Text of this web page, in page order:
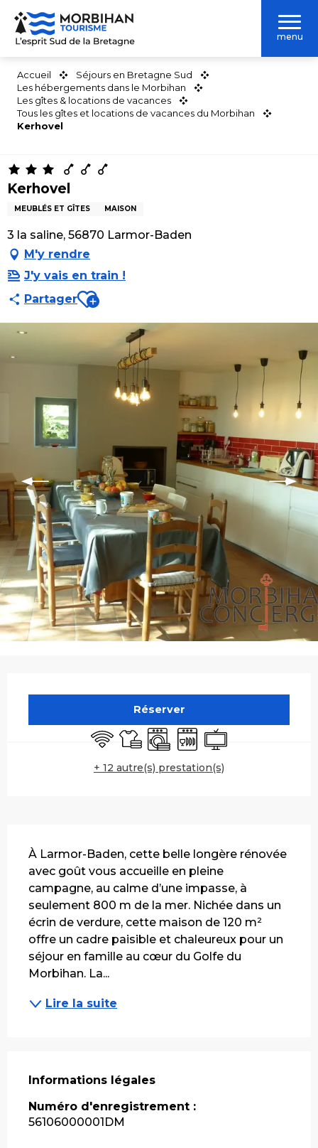
Aller
contenu
menu
Accueil
Séjours en Bretagne Sud
Les hébergements dans le Morbihan
Les gîtes & locations de vacances
Tous les gîtes et locations de vacances du Morbihan
Kerhovel
Kerhovel
MEUBLÉS ET GÎTES MAISON
3 la saline, 56870 Larmor-Baden
M'y rendre
J'y vais en train !
PartagerAjouter aux favoris
Réserver
WiFi Draps et linge
Lave lingeLave vaisselle
Télévision
+ 12 autre(s) prestation(s)
À Larmor-Baden, cette belle longère rénovée
avec goût vous accueille en pleine
campagne, au calme d’une impasse, à
seulement 800 m de la mer. Nichée dans un
écrin de verdure, cette maison de 120 m²
offre un cadre paisible et chaleureux pour un
séjour en famille au cœur du Golfe du
Morbihan. La...
Lire la suite
Informations légales
Informations légales
Numéro d'enregistrement :
56106000001DM